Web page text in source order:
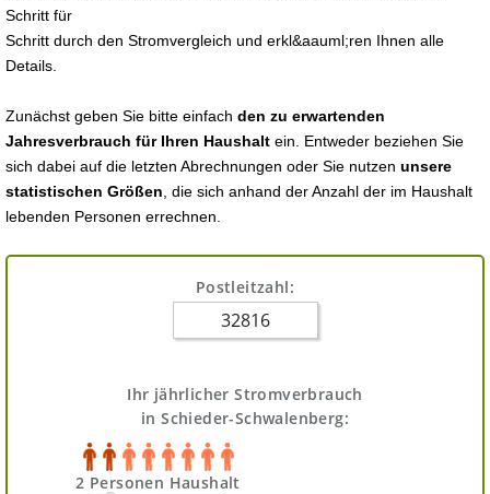
Schritt für
Schritt durch den Stromvergleich und erkl&aauml;ren Ihnen alle
Details.
Zunächst geben Sie bitte einfach den zu erwartenden
Jahresverbrauch für Ihren Haushalt ein. Entweder beziehen Sie
sich dabei auf die letzten Abrechnungen oder Sie nutzen unsere
statistischen Größen , die sich anhand der Anzahl der im Haushalt
lebenden Personen errechnen.
Postleitzahl:
Ihr jährlicher Stromverbrauch
in Schieder-Schwalenberg:
2 Personen Haushalt